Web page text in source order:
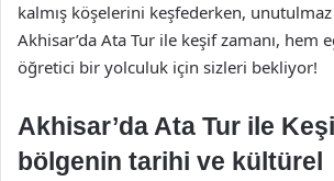
kalmış köşelerini keşfederken,
Akhisar’da Ata Tur ile keşif zamanı, hem
öğretici bir yolculuk için sizleri bekliyor!
Akhisar’da Ata Tur ile
bölgenin tarihi ve kültürel